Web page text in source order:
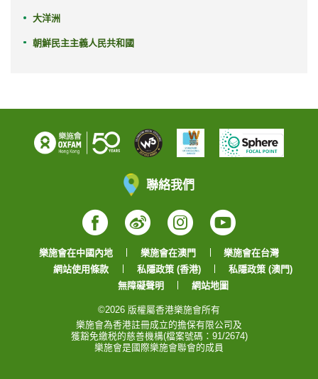
大洋洲
朝鮮民主主義人民共和國
聯絡我們
Facebook
WeiboInstagram
YouTube
樂施會在中國內地 樂施會在澳門
樂施會在台灣
網站使用條款
私隱政策 (香港)
私隱政策 (澳門)
無障礙聲明
網站地圖
©2026 版權屬香港樂施會所有
樂施會為香港註冊成立的擔保有限公司及
獲豁免繳税的慈善機構(檔案號碼：91/2674)
樂施會是國際樂施會聯會的成員